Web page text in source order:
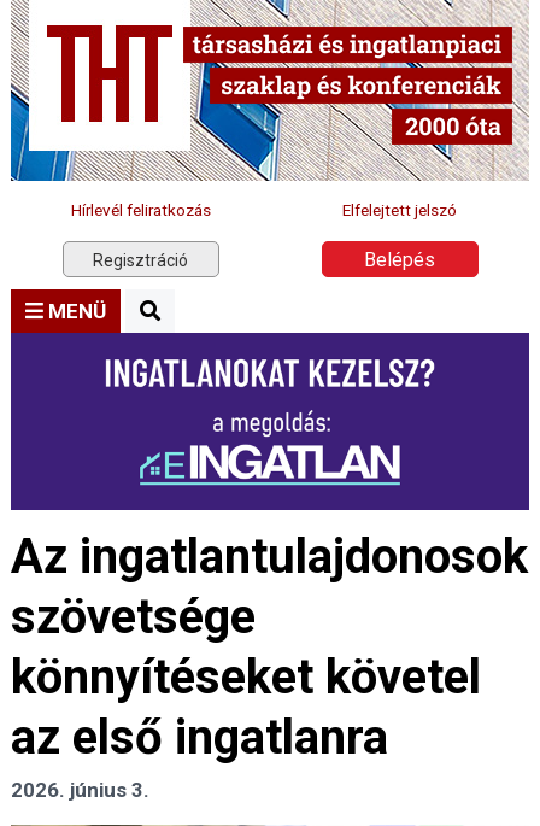
Hírlevél feliratkozás Elfelejtett jelszó
Regisztráció Belépés
MENÜ
Az ingatlantulajdonosok
szövetsége
könnyítéseket követel
az első ingatlanra
2026. június 3.